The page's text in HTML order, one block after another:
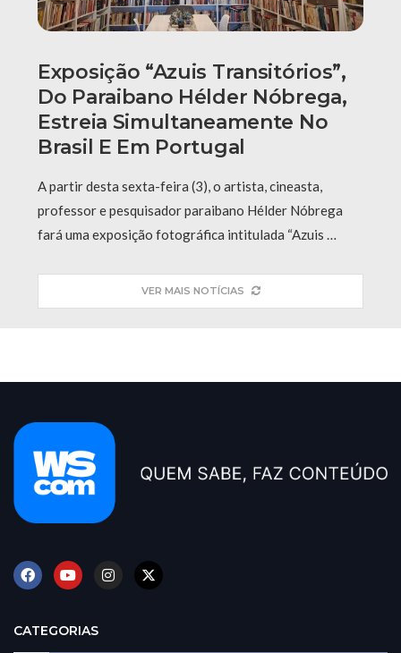
Exposição “Azuis Transitórios”,
Do Paraibano Hélder Nóbrega,
Estreia Simultaneamente No
Brasil E Em Portugal
A partir desta sexta-feira (3), o artista, cineasta,
professor e pesquisador paraibano Hélder Nóbrega
fará uma exposição fotográfica intitulada “Azuis …
VER MAIS NOTÍCIAS
CATEGORIAS